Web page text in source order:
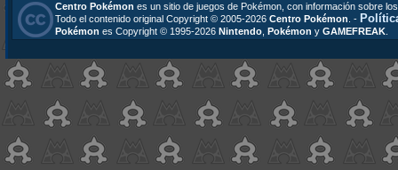
Centro Pokémon es un sitio de juegos de Pokémon, con información sobre
Todo el contenido original Copyright © 2005-2026 Centro Pokémon . -
Pokémon es Copyright © 1995-2026 Nintendo, Pokémon y GAMEFREAK.